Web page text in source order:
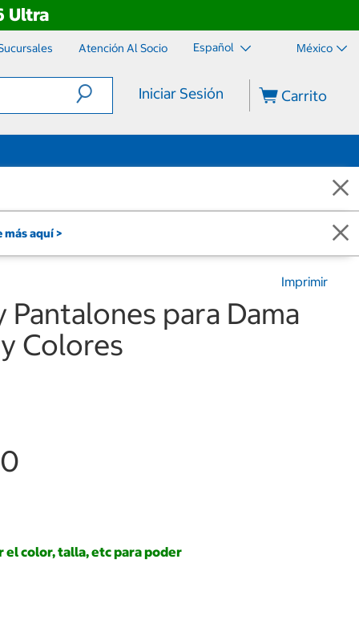
Ultra
Atención Al Socio Español México
Iniciar Sesión Carrito
más aquí >
Imprimir
Pantalones para Dama
Colores
color, talla, etc para poder